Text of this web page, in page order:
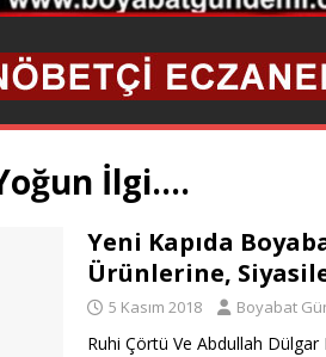
İlgi….
Yeni Kapıda
Ürünlerine,
5 Kasım 2018 Boyabat
Ruhi Çörtü Ve Abdullah